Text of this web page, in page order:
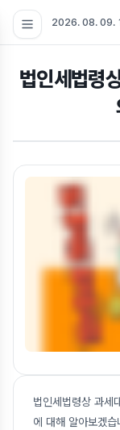
2026. 08. 09.
법인세법령
법인세법령상 과세
에 대해 알아보겠